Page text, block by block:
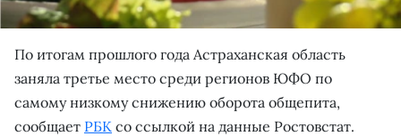
По итогам прошлого года Астраханская область
заняла третье место среди регионов ЮФО по
самому низкому снижению оборота общепита,
сообщает РБК со ссылкой на данные Ростовстат.